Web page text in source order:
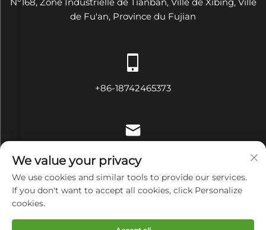
N°168, Zone Industrielle de Tianban, Ville de Xibing, Ville
de Fu'an, Province du Fujian
+86-18742465373
Droits d'auteur © Fujian Diamond Electrical and Mechanical
Equipment Co., Ltd Tous droits réservés Politique de
We value your privacy
We use cookies and similar tools to provide our services.
If you don't want to accept all cookies, click Personalize
cookies.